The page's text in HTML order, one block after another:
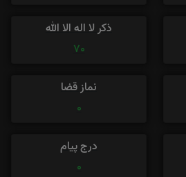
ذکر لا اله الا الله
70
نماز قضا
0
درج پیام
0